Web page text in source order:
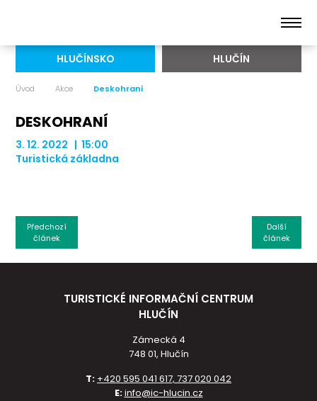
HLUČÍNSKO HLUČÍN
Úvod Akce Deskohraní
DESKOHRANÍ
3. 12. 2022 | 15:00
Turistická základna
Další
článek
Předchozí
článek
TURISTICKÉ INFORMAČNÍ CENTRUM
HLUČÍN
Zámecká 4
748 01, Hlučín
T: +420 595 041 617, 737 020 042
E:info@ic-hlucin.cz